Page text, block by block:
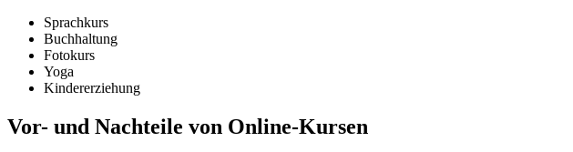
Sprachkurs
Buchhaltung
Fotokurs
Yoga
Kindererziehung
Vor- und Nachteile von Online-Kursen